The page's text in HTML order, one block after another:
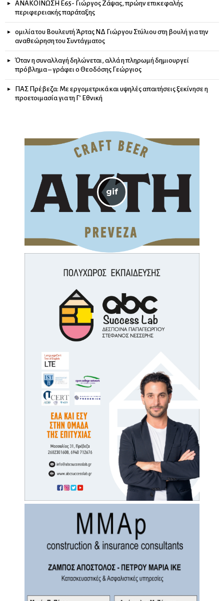
ΑΝΑΚΟΙΝΩΣΗ Ε65- Γιώργος Ζάψας, πρώην επικεφαλής
περιφερειακής παράταξης
ομιλία του Βουλευτή Άρτας ΝΔ Γιώργου Στύλιου στη βουλή για την
αναθεώρηση του Συντάγματος
Όταν η συναλλαγή δηλώνεται, αλλά η πληρωμή δημιουργεί
πρόβλημα – γράφει ο Θεοδόσης Γεώργιος
ΠΑΣ Πρέβεζα: Με εργομετρικά και υψηλές απαιτήσεις ξεκίνησε η
προετοιμασία για τη Γ’ Εθνική